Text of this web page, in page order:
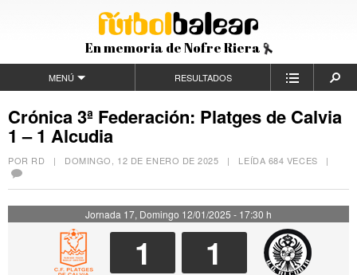
En memoria de Nofre Riera
MENÚ RESULTADOS
Crónica 3ª Federación: Platges de Calvia
1 – 1 Alcudia
POR RD | DOMINGO, 12 DE ENERO DE 2025 | LEÍDA 684 VECES |
Jornada 17, Domingo 12/01/2025 - 17:30 h
1 1